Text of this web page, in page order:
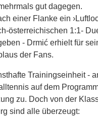
gut dagegen.
einer Flanke ein
österreichischen 1:1-
- Drmić erhielt für
der Fans.
Trainingseinheit -
auf dem
zu. Doch von der
sind alle überzeugt: